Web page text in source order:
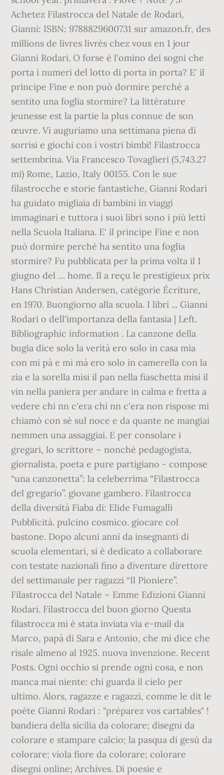
Achetez Filastrocca del Natale de Rodari,
Gianni: ISBN: 9788829600731 sur amazon.fr, des
millions de livres livrés chez vous en 1 jour
Gianni Rodari. O forse é l'omino dei sogni che
porta i numeri del lotto di porta in porta? E' il
principe Fine e non può dormire perché a
sentito una foglia stormire? La littérature
jeunesse est la partie la plus connue de son
œuvre. Vi auguriamo una settimana piena di
sorrisi e giochi con i vostri bimbi! Filastrocca
settembrina. Via Francesco Tovaglieri (5,743.27
mi) Rome, Lazio, Italy 00155. Con le sue
filastrocche e storie fantastiche, Gianni Rodari
ha guidato migliaia di bambini in viaggi
immaginari e tuttora i suoi libri sono i più letti
nella Scuola Italiana. E' il principe Fine e non
può dormire perché ha sentito una foglia
stormire? Fu pubblicata per la prima volta il 1
giugno del … home. Il a reçu le prestigieux prix
Hans Christian Andersen, catégorie Écriture,
en 1970. Buongiorno alla scuola. I libri ... Gianni
Rodari o dell'importanza della fantasia | Left.
Bibliographic information . La canzone della
bugia dice solo la verità ero solo in casa mia
con mi pà e mi mà ero solo in camerella con la
zia e la sorella misi il pan nella fiaschetta misi il
vin nella paniera per andare in calma e fretta a
vedere chi nn c'era chi nn c'era non rispose mi
chiamò con sè sul noce e da quante ne mangiai
nemmen una assaggiai. E per consolare i
gregari, lo scrittore – nonché pedagogista,
giornalista, poeta e pure partigiano - compose
“una canzonetta”: la celeberrima “Filastrocca
del gregario”. giovane gambero. Filastrocca
della diversità Fiaba di: Elide Fumagalli
Pubblicità. pulcino cosmico. giocare col
bastone. Dopo alcuni anni da insegnanti di
scuola elementari, si è dedicato a collaborare
con testate nazionali fino a diventare direttore
del settimanale per ragazzi “Il Pioniere”.
Filastrocca del Natale – Emme Edizioni Gianni
Rodari. Filastrocca del buon giorno Questa
filastrocca mi è stata inviata via e-mail da
Marco, papà di Sara e Antonio, che mi dice che
risale almeno al 1925. nuova invenzione. Recent
Posts. Ogni occhio si prende ogni cosa, e non
manca mai niente: chi guarda il cielo per
ultimo. Alors, ragazze e ragazzi, comme le dit le
poète Gianni Rodari : "préparez vos cartables" !
bandiera della sicilia da colorare; disegni da
colorare e stampare calcio; la pasqua di gesù da
colorare; viola fiore da colorare; colorare
disegni online; Archives. Di poesie e